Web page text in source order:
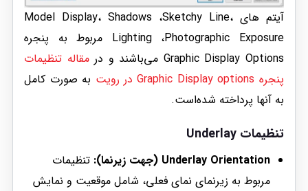
آیتم های Model Display، Shadows ،Sketchy Line،
Lighting ،Photographic Exposure مربوط به پنجره
Graphic Display Options می‌باشند و در
مقاله تنظیمات
پنجره Graphic Display options در رویت
به صورت کامل
به آنها پرداخته شده‌است.
تنظیمات Underlay
Underlay Orientation (جهت زیرنما):
تنظیمات
مربوط به زیرنمای نمای فعلی، شامل موقعیت و نمایش